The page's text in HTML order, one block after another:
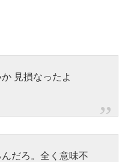
見損なったよ
だろ。全く意味不